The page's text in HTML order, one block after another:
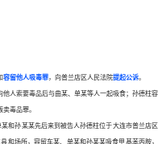
容留他人吸毒罪，向普兰店区人民法院提起公诉。
人索要毒品后与曲某、单某等人一起吸食；孙德柱容
毒品罪。
和孙某某先后来到被告人孙德柱位于大连市普兰店区
和场所，容留车某、单某和孙某某吸食甲基苯丙胺，